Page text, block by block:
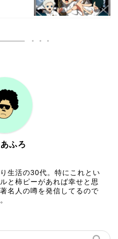
ふろ
生活の30代。特にこれとい
と柿ピーがあれば幸せと思
名人の噂を発信してるので